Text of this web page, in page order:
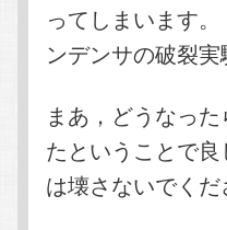
ってしまいます
ンデンサの破裂
まあ，どうなっ
たということで
は壊さないでくだ